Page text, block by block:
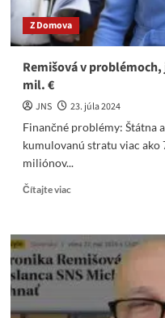
Z Domova
Remišová v
mil. €
JNS
23. júla 2024
Finančné problémy: Štátna
kumulovanú stratu viac ako
miliónov...
Čítajte viacRead
Remišová
v
problémoch,
jej
IT